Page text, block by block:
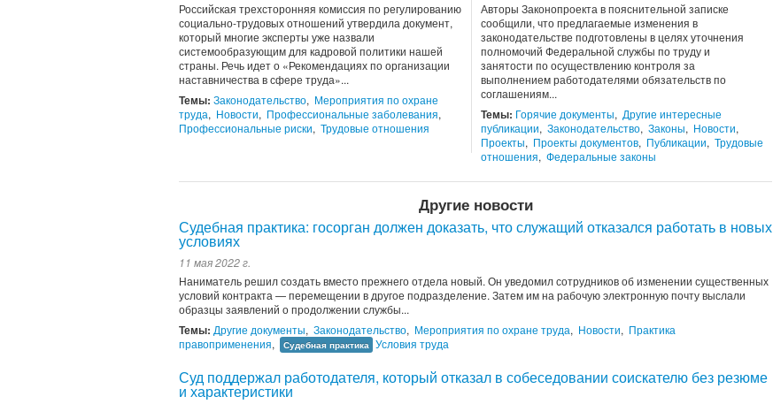
Российская трехсторонняя комиссия по регулированию
социально-трудовых отношений утвердила документ,
который многие эксперты уже назвали
системообразующим для кадровой политики нашей
страны. Речь идет о «Рекомендациях по организации
наставничества в сфере труда»...
Темы: Законодательство, Мероприятия по охране
труда, Новости, Профессиональные заболевания,
Профессиональные риски, Трудовые отношения
Авторы Законопроекта в пояснительной записке
сообщили, что предлагаемые изменения в
законодательстве подготовлены в целях уточнения
полномочий Федеральной службы по труду и
занятости по осуществлению контроля за
выполнением работодателями обязательств по
соглашениям...
Темы: Горячие документы, Другие интересные
публикации, Законодательство, Законы, Новости,
Проекты, Проекты документов, Публикации, Трудовые
отношения, Федеральные законы
Другие новости
Судебная практика: госорган должен доказать, что служащий отказался работать в новых
условиях
11 мая 2022 г.
Наниматель решил создать вместо прежнего отдела новый. Он уведомил сотрудников об изменении существенных
условий контракта — перемещении в другое подразделение. Затем им на рабочую электронную почту выслали
образцы заявлений о продолжении службы...
Темы: Другие документы, Законодательство, Мероприятия по охране труда, Новости, Практика
правоприменения, Судебная практика Условия труда
Суд поддержал работодателя, который отказал в собеседовании соискателю без резюме
и характеристики